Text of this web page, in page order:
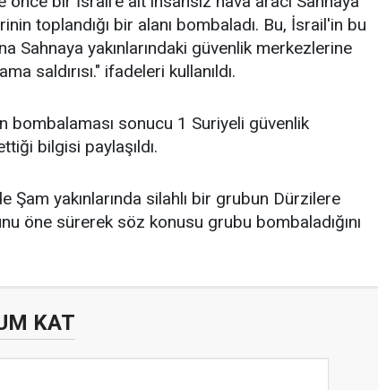
toplandığı bir alanı bombaladı. Bu, İsrail'in bu
Sahnaya yakınlarındaki güvenlik merkezlerine
saldırısı." ifadeleri kullanıldı.
bombalaması sonucu 1 Suriyeli güvenlik
bilgisi paylaşıldı.
Şam yakınlarında silahlı bir grubun Dürzilere
öne sürerek söz konusu grubu bombaladığını
KAT